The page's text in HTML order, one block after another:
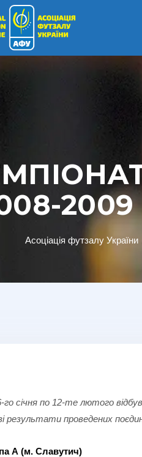
Асоціація футзалу України
го січня по 12-те лютого
результати проведених
А (м. Славутич)